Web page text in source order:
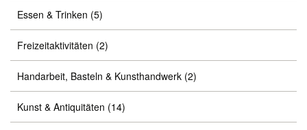
Essen & Trinken (5)
Freizeitaktivitäten (2)
Handarbeit, Basteln & Kunsthandwerk (2)
Kunst & Antiquitäten (14)